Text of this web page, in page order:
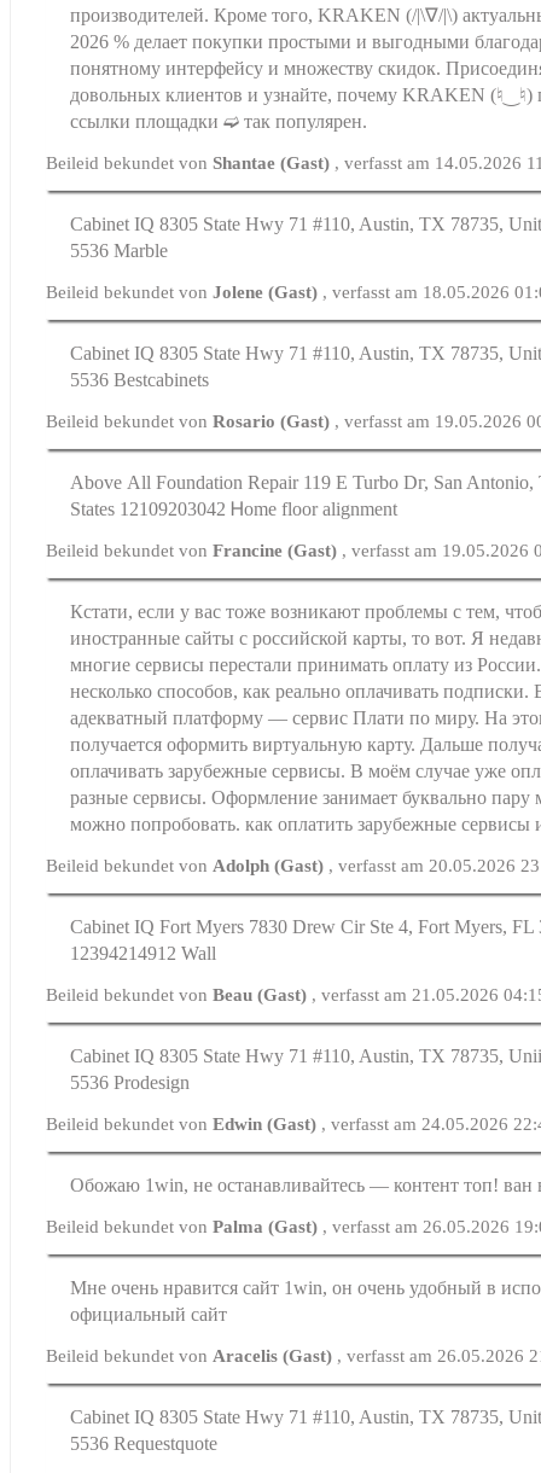
производителей. Кроме того, KRAKEN (/|\∇/|\)
2026 % делает покупки простыми и выгодными
понятному интерфейсу и множеству скидок.
довольных клиентов и узнайте, почему KRAKEN (♮‿♮)
ссылки площадки ➫ так популярен.
Beileid bekundet vonShantae (Gast) , verfasst am 14.05.2026
Cabinet IQ 8305 State Hwy 71 #110, Austin, TX 78735,
5536 Marble
Beileid bekundet vonJolene (Gast) , verfasst am 18.05.2026
Cabinet IQ 8305 Ѕtate Hwy 71 #110, Austin, TX 78735,
5536 Bestcabinets
Beileid bekundet vonRosario (Gast) , verfasst am 19.05.2026
Аbove Αll Foundation Repair 119 E Turbo Dг, San
Ѕtates 12109203042 Ꮋome floor alignment
Beileid bekundet vonFrancine (Gast) , verfasst am 19.05.2026
Кстати, если у вас тоже возникают проблемы с тем,
иностранные сайты с российской карты, то вот. Я
многие сервисы перестали принимать оплату из
несколько способов, как реально оплачивать
адекватный платформу — сервис Плати по миру. На
получается оформить виртуальную карту. Дальше
оплачивать зарубежные сервисы. В моём случае уже
разные сервисы. Оформление занимает буквально пару
можно попробовать. как оплатить зарубежные сервисы
Beileid bekundet von Adolph (Gast) , verfasst am 20.05.2026
Cabinet IQ Fort Myers 7830 Drew Cir Ste 4, Fort Myers, FL
12394214912 Wall
Beileid bekundet vonBeau (Gast) , verfasst am 21.05.2026
Cabinet IQ 8305 Statе Hwy 71 #110, Austin, TX 78735,
5536 Prodesign
Beileid bekundet vonEdwin (Gast) , verfasst am 24.05.2026
Обожаю 1win, не останавливайтесь — контент топ! ван
Beileid bekundet vonPalma (Gast) , verfasst am 26.05.2026
Мне очень нравится сайт 1win, он очень удобный в
официальный сайт
Beileid bekundet von Aracelis (Gast) , verfasst am 26.05.2026
Cabinet IQ 8305 State Hwy 71 #110, Austin, TX 78735,
5536 Requestquote